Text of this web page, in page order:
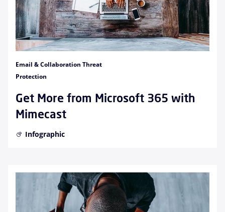
Email & Collaboration Threat
Protection
Get More from Microsoft 365 with
Mimecast
Infographic